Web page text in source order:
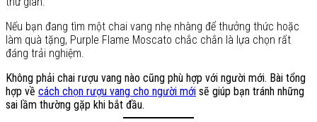
Nếu bạn đang tìm một chai vang nhẹ nhàng để thưởng thức hoặc
làm quà tặng, Purple Flame Moscato chắc chắn là lựa chọn rất
đáng trải nghiệm.
Không phải chai rượu vang nào cũng phù hợp với người mới. Bài tổng
hợp về cách chọn rượu vang cho người mới sẽ giúp bạn tránh những
sai lầm thường gặp khi bắt đầu.